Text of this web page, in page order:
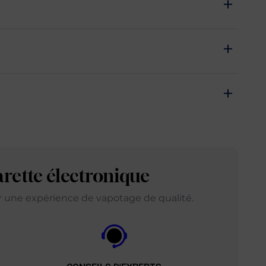
électronique
expérience de vapotage de qualité.